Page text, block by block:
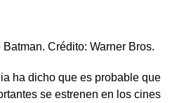
Batman. Crédito: Warner Bros.
ha dicho que es probable que
se estrenen en los cines